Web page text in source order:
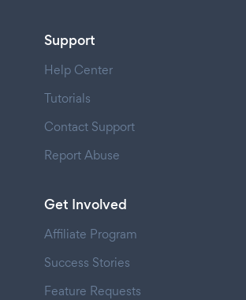
Support
Help Center
Tutorials
Contact Support
Report Abuse
Get Involved
Affiliate Program
Success Stories
Feature Requests